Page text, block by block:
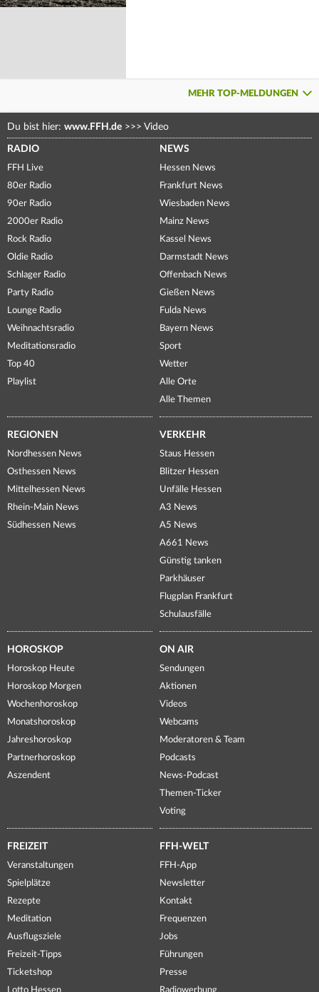
MEHR TOP-MELDUNGEN
Du bist hier: www.FFH.de >>> Video
RADIO
FFH Live
80er Radio
90er Radio
2000er Radio
Rock Radio
Oldie Radio
Schlager Radio
Party Radio
Lounge Radio
Weihnachtsradio
Meditationsradio
Top 40
Playlist
NEWS
Hessen News
Frankfurt News
Wiesbaden News
Mainz News
Kassel News
Darmstadt News
Offenbach News
Gießen News
Fulda News
Bayern News
Sport
Wetter
Alle Orte
Alle Themen
REGIONEN
Nordhessen News
Osthessen News
Mittelhessen News
Rhein-Main News
Südhessen News
VERKEHR
Staus Hessen
Blitzer Hessen
Unfälle Hessen
A3 News
A5 News
A661 News
Günstig tanken
Parkhäuser
Flugplan Frankfurt
Schulausfälle
HOROSKOP
Horoskop Heute
Horoskop Morgen
Wochenhoroskop
Monatshoroskop
Jahreshoroskop
Partnerhoroskop
Aszendent
ON AIR
Sendungen
Aktionen
Videos
Webcams
Moderatoren & Team
Podcasts
News-Podcast
Themen-Ticker
Voting
FREIZEIT
Veranstaltungen
Spielplätze
Rezepte
Meditation
Ausflugsziele
Freizeit-Tipps
Ticketshop
Lotto Hessen
FFH-WELT
FFH-App
Newsletter
Kontakt
Frequenzen
Jobs
Führungen
Presse
Radiowerbung